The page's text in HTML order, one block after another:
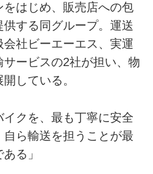
はじめ、販売店への包
する同グループ。運送
社ビーエーエス、実運
ービスの2社が担い、物
している。
イクを、最も丁寧に安全
ら輸送を担うことが最
る」